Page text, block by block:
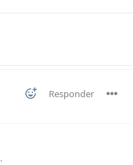
Responder
.